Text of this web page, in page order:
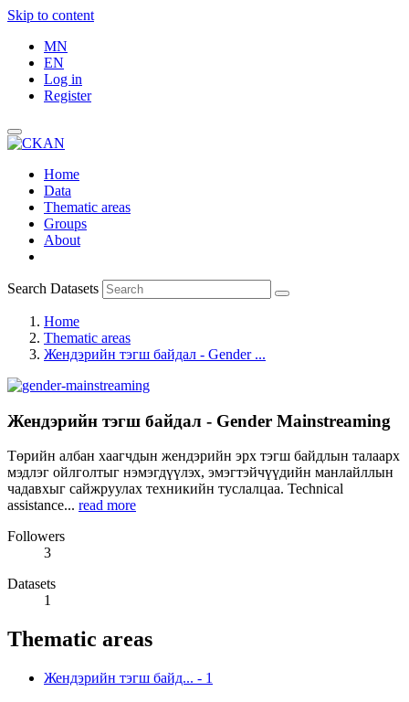
Skip to content
MN
EN
Log in
Register
Home
Data
Thematic areas
Groups
About
Search Datasets
Home
Thematic areas
Жендэрийн тэгш байдал - Gender ...
Жендэрийн тэгш байдал - Gender Mainstreaming
Төрийн албан хаагчдын жендэрийн эрх тэгш байдлын талаарх
мэдлэг ойлголтыг нэмэгдүүлэх, эмэгтэйчүүдийн манлайллын
чадавхыг сайжруулах техникийн туслалцаа. Technical
assistance... read more
Followers
3
Datasets
1
Thematic areas
Жендэрийн тэгш байд... - 1